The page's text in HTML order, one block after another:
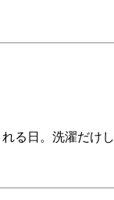
る日。洗濯だけ